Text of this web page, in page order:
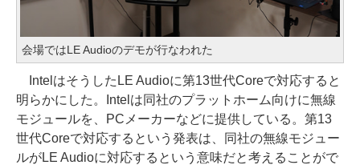
会場ではLE Audioのデモが行なわれた
IntelはそうしたLE Audioに第13世代Coreで対応すると
明らかにした。Intelは同社のプラットホーム向けに無線
モジュールを、PCメーカーなどに提供している。第13
世代Coreで対応するという発表は、同社の無線モジュー
ルがLE Audioに対応するという意味だと考えることがで